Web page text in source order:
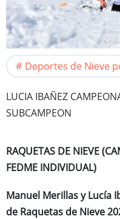
Deportes de Nieve
LUCIA IBAÑEZ
SUBCAMPEON
RAQUETAS DE NIEVE
FEDME INDIVIDUAL)
Manuel Merillas y Lucía
de Raquetas de Nieve